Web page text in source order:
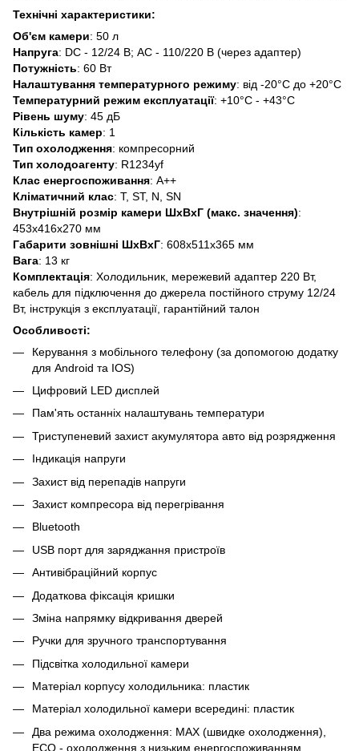
Технічні характеристики:
Об'єм камери: 50 л
Напруга: DC - 12/24 В; AC - 110/220 В (через адаптер)
Потужність: 60 Вт
Налаштування температурного режиму: від -20°C до +20°C
Температурний режим експлуатації: +10°C - +43°C
Рівень шуму: 45 дБ
Кількість камер: 1
Тип охолодження: компресорний
Тип холодоагенту: R1234yf
Клас енергоспоживання: А++
Кліматичний клас: T, ST, N, SN
Внутрішній розмір камери ШхВхГ (макс. значення):
453х416х270 мм
Габарити зовнішні ШхВхГ: 608x511x365 мм
Вага: 13 кг
Комплектація: Холодильник, мережевий адаптер 220 Вт,
кабель для підключення до джерела постійного струму 12/24
Вт, інструкція з експлуатації, гарантійний талон
Особливості:
Керування з мобільного телефону (за допомогою додатку
для Android та IOS)
Цифровий LED дисплей
Пам'ять останніх налаштувань температури
Триступеневий захист акумулятора авто від розрядження
Індикація напруги
Захист від перепадів напруги
Захист компресора від перегрівання
Bluetooth
USB порт для заряджання пристроїв
Антивібраційний корпус
Додаткова фіксація кришки
Зміна напрямку відкривання дверей
Ручки для зручного транспортування
Підсвітка холодильної камери
Матеріал корпусу холодильника: пластик
Матеріал холодильної камери всередині: пластик
Два режима охолодження: MAX (швидке охолодження),
ECO - охолодження з низьким енергоспоживанням